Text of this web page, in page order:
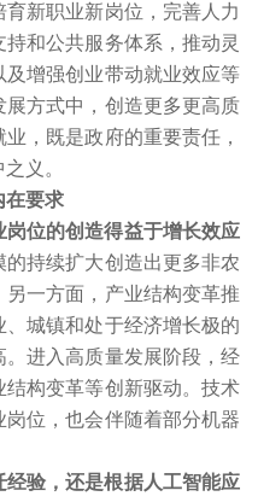
新职业新岗位，完善人力
和公共服务体系，推动灵
增强创业带动就业效应等
方式中，创造更多更高质
，既是政府的重要责任，
义。
在要求
位的创造得益于增长效应
的持续扩大创造出更多非农
一方面，产业结构变革推
城镇和处于经济增长极的
进入高质量发展阶段，经
构变革等创新驱动。技术
位，也会伴随着部分机器
验，还是根据人工智能应